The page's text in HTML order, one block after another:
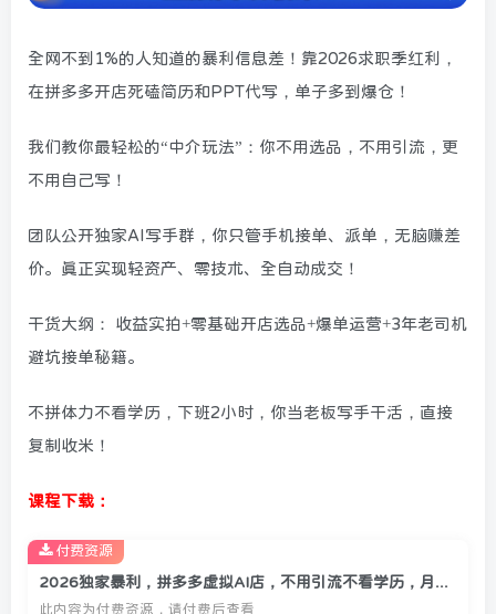
全网不到1%的人知道的暴利信息差！靠2026求职季红利，
在拼多多开店死磕简历和PPT代写，单子多到爆仓！
我们教你最轻松的“中介玩法”：你不用选品，不用引流，更
不用自己写！
团队公开独家AI写手群，你只管手机接单、派单，无脑赚差
价。真正实现轻资产、零技术、全自动成交！
干货大纲： 收益实拍+零基础开店选品+爆单运营+3年老司机
避坑接单秘籍。
不拼体力不看学历，下班2小时，你当老板写手干活，直接
复制收米！
课程下载：
此内容为付费资源，请付费后查看
付费资源